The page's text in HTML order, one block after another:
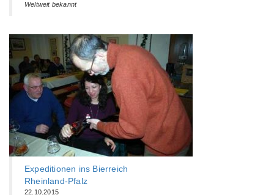
Weltweit bekannt
Expeditionen ins Bierreich
Rheinland-Pfalz
22.10.2015